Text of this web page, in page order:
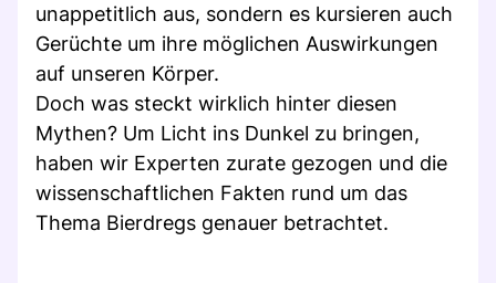
unappetitlich aus, sondern es kursieren auch
Gerüchte um ihre möglichen Auswirkungen
auf unseren Körper.
Doch was steckt wirklich hinter diesen
Mythen? Um Licht ins Dunkel zu bringen,
haben wir Experten zurate gezogen und die
wissenschaftlichen Fakten rund um das
Thema Bierdregs genauer betrachtet.